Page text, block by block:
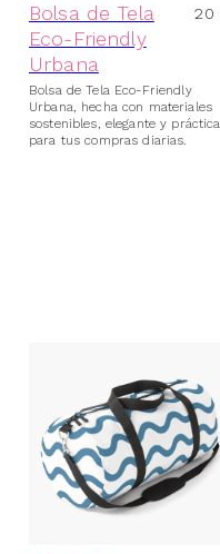
Bolsa de Tela
Eco-Friendly
Urbana
20
Bolsa de Tela Eco-Friendly
Urbana, hecha con materiales
sostenibles, elegante y práctica
para tus compras diarias.